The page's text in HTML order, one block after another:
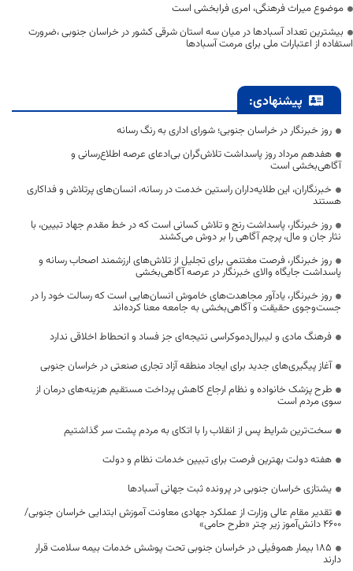
موضوع میراث فرهنگی، امری فرابخشی است
بیشترین تعداد آسبادها در میان سه استان شرقی کشور در خراسان جنوبی ،ضرورت
استفاده از اعتبارات ملی برای مرمت آسبادها
پیشنهادی:
روز خبرنگار در خراسان جنوبی؛ شورای اداری به رنگ رسانه
هفدهم مرداد روز پاسداشت تلاش‌گران بی‌ادعای عرصه اطلاع‌رسانی و
آگاهی‌بخشی است
خبرنگاران، این طلایه‌داران راستین خدمت در رسانه، انسان‌های پرتلاش و فداکاری
هستند
روز خبرنگار، پاسداشت رنج و تلاش کسانی است که در خط مقدم جهاد تبیین، با
نثار جان و مال، پرچم آگاهی را بر دوش می‌کشند
روز خبرنگار، فرصت مغتنمی برای تجلیل از تلاش‌های ارزشمند اصحاب رسانه و
پاسداشت جایگاه والای خبرنگار در عرصه آگاهی‌بخشی
روز خبرنگار، یادآور مجاهدت‌های خاموش انسان‌هایی است که رسالت خود را در
جست‌وجوی حقیقت و آگاهی‌بخشی به جامعه معنا کرده‌اند
فرهنگ مادی و لیبرال‌دموکراسی نتیجه‌ای جز فساد و انحطاط اخلاقی ندارد
آغاز پیگیری‌های جدید برای ایجاد منطقه آزاد تجاری صنعتی در خراسان جنوبی
طرح پزشک خانواده و نظام ارجاع کاهش پرداخت مستقیم هزینه‌های درمان از
سوی مردم است
سخت‌ترین شرایط پس از انقلاب را با اتکای به مردم پشت سر گذاشتیم
هفته دولت بهترین فرصت برای تبیین خدمات نظام و دولت
یشتازی خراسان جنوبی در پرونده ثبت جهانی آسبادها
تقدیر مقام عالی وزارت از عملکرد جهادی معاونت آموزش ابتدایی خراسان جنوبی/
۴۶۰۰ دانش‌آموز زیر چتر «طرح حامی»
۱۸۵ بیمار هموفیلی در خراسان جنوبی تحت پوشش خدمات بیمه سلامت قرار
دارند